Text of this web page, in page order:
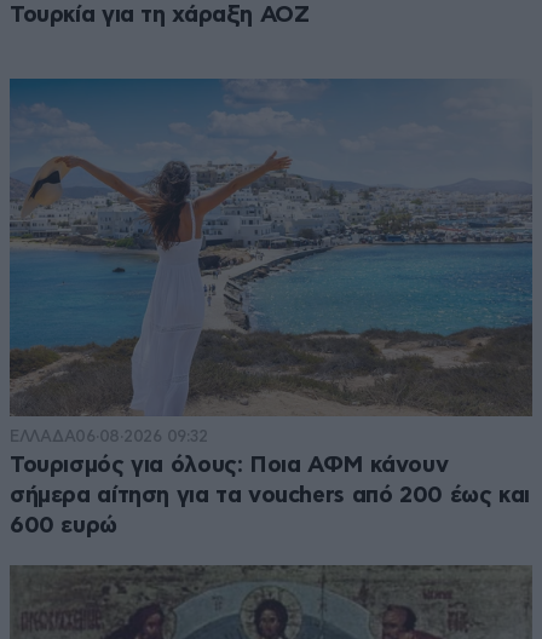
Τουρκία για τη χάραξη ΑΟΖ
ΕΛΛΑΔΑ06·08·2026 09:32
Τουρισμός για όλους: Ποια ΑΦΜ κάνουν
σήμερα αίτηση για τα vouchers από 200 έως και
600 ευρώ